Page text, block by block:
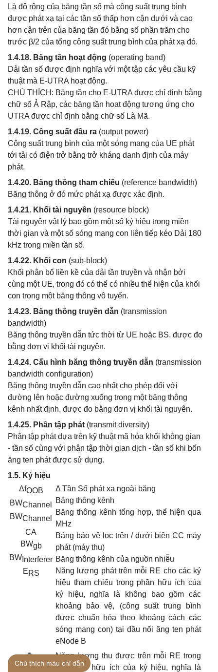
Là độ rộng của băng tần số mà công suất trung bình
được phát xạ tại các tần số thấp hơn cận dưới và cao
hơn cận trên của băng tần đó bằng số phần trăm cho
trước β/2 của tổng công suất trung bình của phát xạ đó.
1.4.18. Băng tần hoạt động (operating band)
Dải tần số được định nghĩa với một tập các yêu cầu kỹ
thuật mà E-UTRA hoạt động.
CHÚ THÍCH: Băng tần cho E-UTRA được chỉ định bằng
chữ số Ả Rập, các băng tần hoat động tương ứng cho
UTRA được chỉ định bằng chữ số Là Mã.
1.4.19. Công suất đầu ra (output power)
Công suất trung bình của một sóng mang của UE phát
tới tải có điện trở bằng trở kháng danh định của máy
phát.
1.4.20. Băng thông tham chiếu (reference bandwidth)
Băng thông ở đó mức phát xạ được xác định.
1.4.21. Khối tài nguyên (resource block)
Tài nguyên vật lý bao gồm một số ký hiệu trong miền
thời gian và một số sóng mang con liên tiếp kéo Dải 180
kHz trong miền tần số.
1.4.22. Khối con (sub-block)
Khối phân bổ liền kề của dải tần truyền và nhận bởi
cùng một UE, trong đó có thể có nhiều thể hiện của khối
con trong một băng thông vô tuyến.
1.4.23. Băng thông truyền dẫn (transmission
bandwidth)
Băng thông truyền dẫn tức thời từ UE hoặc BS, được đo
bằng đơn vị khối tài nguyên.
1.4.24. Cấu hình băng thông truyền dẫn (transmission
bandwidth configuration)
Băng thông truyền dẫn cao nhất cho phép đối với
đường lên hoặc đường xuống trong một băng thông
kênh nhất định, được đo bằng đơn vị khối tài nguyên.
1.4.25. Phân tập phát (transmit diversity)
Phân tập phát dựa trên kỹ thuật mã hóa khối không gian
- tần số cùng với phân tập thời gian dịch - tần số khi bốn
ăng ten phát được sử dụng.
1.5. Ký hiệu
ΔfOOB
BWChannel
BWChannel
CA
BWgb
BW Interferer
ERS
Δ Tần Số phát xạ ngoài băng
Băng thông kênh
Băng thông kênh tổng hợp, thể hiện qua
MHz
Bảng bảo vệ lọc trên / dưới biên CC máy
phát (máy thu)
Băng thông kênh của nguồn nhiễu
Năng lượng phát trên mỗi RE cho các ký
hiệu tham chiếu trong phần hữu ích của
ký hiệu, nghĩa là không bao gồm các
khoảng bảo vệ, (công suất trung bình
được chuẩn hóa theo khoảng cách các
sóng mang con) tại đầu nối ăng ten phát
eNode B
Năng lượng thu được trên mỗi RE trong
thời gian hữu ích của ký hiệu, nghĩa là
Chú thích màu chỉ dẫn